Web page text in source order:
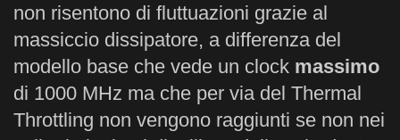
non risentono di fluttuazioni grazie al
massiccio dissipatore, a differenza del
modello base che vede un clock massimo
di 1000 MHz ma che per via del Thermal
Throttling non vengono raggiunti se non nei